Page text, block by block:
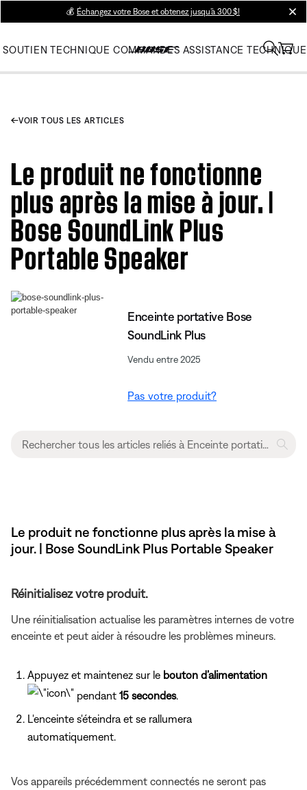
💰 Échangez votre Bose et obtenez jusqu’à 300 $!
SOUTIEN TECHNIQUE COMMANDES ASSISTANCE TECHNIQUE
VOIR TOUS LES ARTICLES
Le produit ne fonctionne
plus après la mise à jour. |
Bose SoundLink Plus
Portable Speaker
Enceinte portative Bose
SoundLink Plus
Vendu entre 2025
Pas votre produit?
Le produit ne fonctionne plus après la mise à
jour. | Bose SoundLink Plus Portable Speaker
Réinitialisez votre produit.
Une réinitialisation actualise les paramètres internes de votre
enceinte et peut aider à résoudre les problèmes mineurs.
Appuyez et maintenez sur le bouton d’alimentation
pendant 15 secondes.
L'enceinte s'éteindra et se rallumera
automatiquement.
Vos appareils précédemment connectés ne seront pas